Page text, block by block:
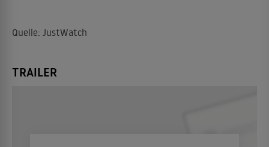
Quelle: JustWatch
TRAILER